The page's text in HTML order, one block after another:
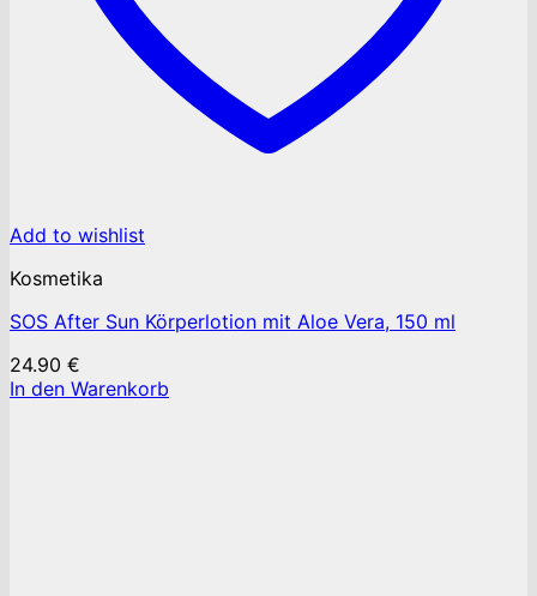
Add to wishlist
Kosmetika
SOS After Sun Körperlotion mit Aloe Vera, 150 ml
24.90 €
In den Warenkorb